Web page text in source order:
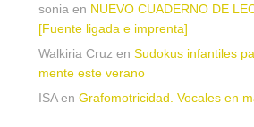
sonia en NUEVO CUADERNO DE
[Fuente ligada e imprenta]
Walkiria Cruz en Sudokus infantiles
mente este verano
ISAen Grafomotricidad. Vocales en